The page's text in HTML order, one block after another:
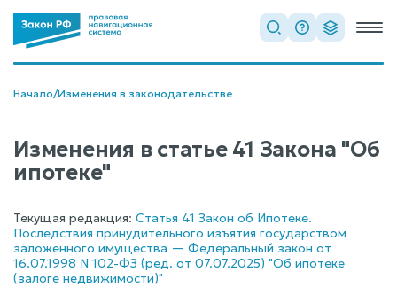
Начало/Изменения в законодательстве
Изменения в статье 41 Закона "Об
ипотеке"
Текущая редакция: Статья 41 Закон об Ипотеке.
Последствия принудительного изъятия государством
заложенного имущества — Федеральный закон от
16.07.1998 N 102-ФЗ (ред. от 07.07.2025) "Об ипотеке
(залоге недвижимости)"